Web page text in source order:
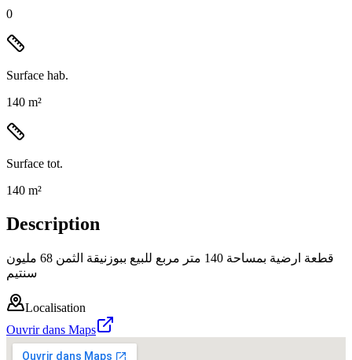
0
Surface hab.
140 m²
Surface tot.
140 m²
Description
قطعة ارضية بمساحة 140 متر مربع للبيع ببوزنيقة الثمن 68 مليون
سنتيم
Localisation
Ouvrir dans Maps